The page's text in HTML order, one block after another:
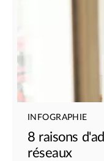
INFOGRAPHIE
8 raisons
réseaux